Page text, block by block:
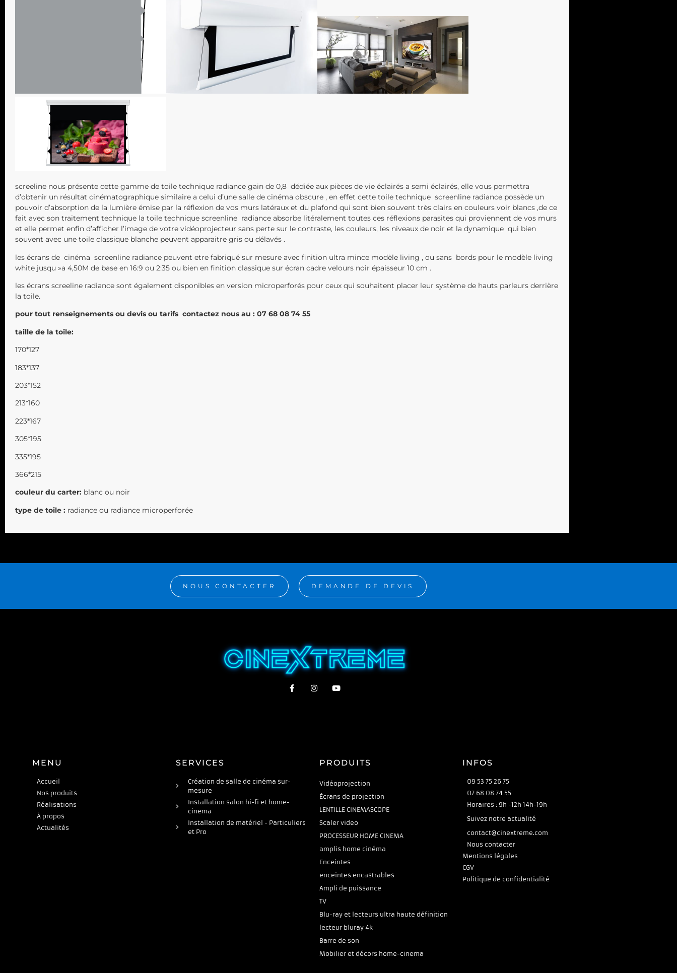
screeline nous présente cette gamme de toile technique radiance gain de 0,8 dédiée aux pièces de vie éclairés a semi éclairés, elle vous permettra
d’obtenir un résultat cinématographique similaire a celui d’une salle de cinéma obscure , en effet cette toile technique screenline radiance possède un
pouvoir d’absorption de la lumière émise par la réflexion de vos murs latéraux et du plafond qui sont bien souvent très clairs en couleurs voir blancs ,de ce
fait avec son traitement technique la toile technique screenline radiance absorbe litéralement toutes ces réflexions parasites qui proviennent de vos murs
et elle permet enfin d’afficher l’image de votre vidéoprojecteur sans perte sur le contraste, les couleurs, les niveaux de noir et la dynamique qui bien
souvent avec une toile classique blanche peuvent apparaitre gris ou délavés .
les écrans de cinéma screenline radiance peuvent etre fabriqué sur mesure avec finition ultra mince modèle living , ou sans bords pour le modèle living
white jusqu »a 4,50M de base en 16:9 ou 2:35 ou bien en finition classique sur écran cadre velours noir épaisseur 10 cm .
les écrans screeline radiance sont également disponibles en version microperforés pour ceux qui souhaitent placer leur système de hauts parleurs derrière
la toile.
pour tout renseignements ou devis ou tarifs contactez nous au : 07 68 08 74 55
taille de la toile:
170*127
183*137
203*152
213*160
223*167
305*195
335*195
366*215
couleur du carter: blanc ou noir
type de toile : radiance ou radiance microperforée
NOUS CONTACTER DEMANDE DE DEVIS
MENU
Accueil
Nos produits
Réalisations
À propos
Actualités
SERVICES
Création de salle de cinéma sur-
mesure
Installation salon hi-fi et home-
cinema
Installation de matériel - Particuliers
et Pro
PRODUITS
Vidéoprojection
Écrans de projection
LENTILLE CINEMASCOPE
Scaler video
PROCESSEUR HOME CINEMA
amplis home cinéma
Enceintes
enceintes encastrables
Ampli de puissance
TV
Blu-ray et lecteurs ultra haute définition
lecteur bluray 4k
Barre de son
Mobilier et décors home-cinema
INFOS
09 53 75 26 75
07 68 08 74 55
Horaires : 9h -12h 14h-19h
Suivez notre actualité
contact@cinextreme.com
Nous contacter
Mentions légales
CGV
Politique de confidentialité